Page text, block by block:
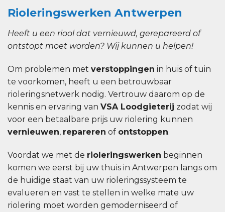
Rioleringswerken Antwerpen
Heeft u een riool dat vernieuwd, gerepareerd of
ontstopt moet worden? Wij kunnen u helpen!
Om problemen met verstoppingen in huis of tuin
te voorkomen, heeft u een betrouwbaar
rioleringsnetwerk nodig. Vertrouw daarom op de
kennis en ervaring van VSA Loodgieterij zodat wij
voor een betaalbare prijs uw riolering kunnen
vernieuwen, repareren of ontstoppen.
Voordat we met de rioleringswerken beginnen
komen we eerst bij uw thuis in Antwerpen langs om
de huidige staat van uw rioleringssysteem te
evalueren en vast te stellen in welke mate uw
riolering moet worden gemoderniseerd of